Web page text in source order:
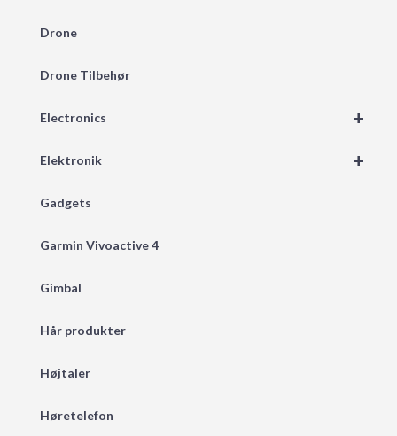
Drone
Drone Tilbehør
+
Electronics
+
Elektronik
Gadgets
Garmin Vivoactive 4
Gimbal
Hår produkter
Højtaler
Høretelefon